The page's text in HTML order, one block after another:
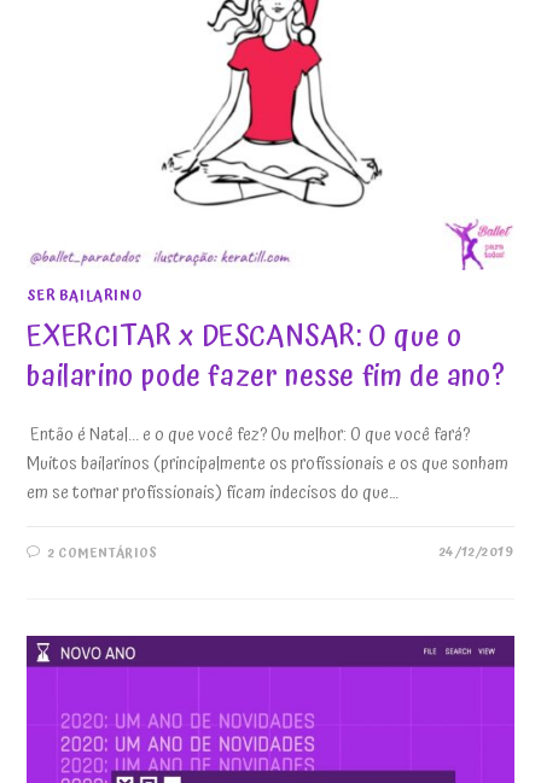
SER BAILARINO
EXERCITAR x DESCANSAR: O que o
bailarino pode fazer nesse fim de ano?
Então é Natal... e o que você fez? Ou melhor: O que você fará?
Muitos bailarinos (principalmente os profissionais e os que sonham
em se tornar profissionais) ficam indecisos do que…
2 COMENTÁRIOS 24/12/2019